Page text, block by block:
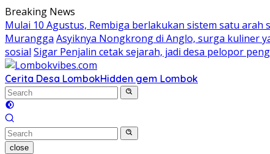
Skip
to
content
Breaking News
Mulai 10 Agustus, Rembiga berlakukan sistem satu arah
Murangga Asyiknya Nongkrong di Anglo, surga kuliner
sosial Sigar Penjalin cetak sejarah, jadi desa pelopor
Cerita Desa LombokHidden gem Lombok
close